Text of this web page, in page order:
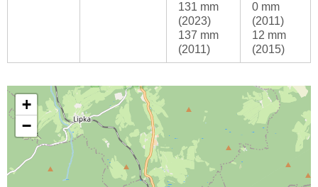
131 mm
(2023)
137 mm
(2011)
0 mm
(2011)
12 mm
(2015)
+
−